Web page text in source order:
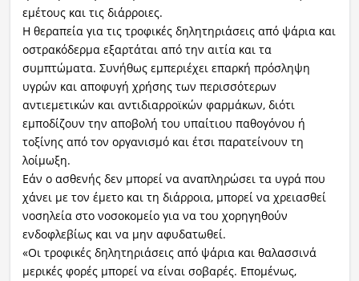
εμέτους και τις διάρροιες.
Η θεραπεία για τις τροφικές δηλητηριάσεις από ψάρια και
οστρακόδερμα εξαρτάται από την αιτία και τα
συμπτώματα. Συνήθως εμπεριέχει επαρκή πρόσληψη
υγρών και αποφυγή χρήσης των περισσότερων
αντιεμετικών και αντιδιαρροϊκών φαρμάκων, διότι
εμποδίζουν την αποβολή του υπαίτιου παθογόνου ή
τοξίνης από τον οργανισμό και έτσι παρατείνουν τη
λοίμωξη.
Εάν ο ασθενής δεν μπορεί να αναπληρώσει τα υγρά που
χάνει με τον έμετο και τη διάρροια, μπορεί να χρειασθεί
νοσηλεία στο νοσοκομείο για να του χορηγηθούν
ενδοφλεβίως και να μην αφυδατωθεί.
«Οι τροφικές δηλητηριάσεις από ψάρια και θαλασσινά
μερικές φορές μπορεί να είναι σοβαρές. Επομένως,